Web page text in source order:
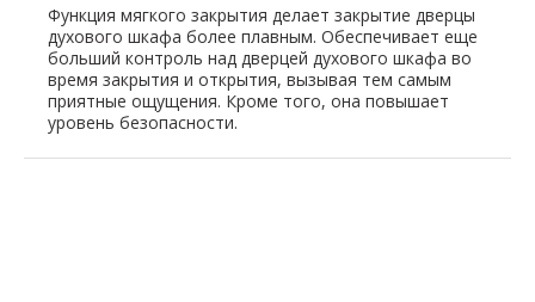
Функция мягкого закрытия делает закрытие дверцы
духового шкафа более плавным. Обеспечивает еще
больший контроль над дверцей духового шкафа во
время закрытия и открытия, вызывая тем самым
приятные ощущения. Кроме того, она повышает
уровень безопасности.